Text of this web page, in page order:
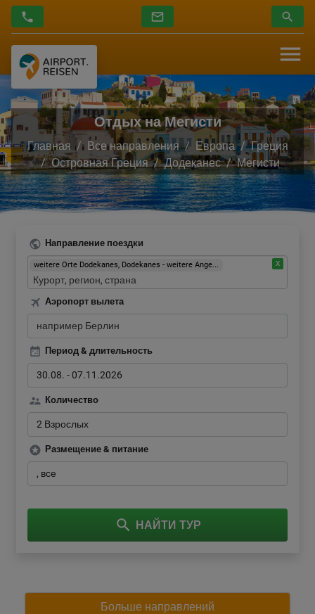
Отдых на Мегисти
Главная Все направления Европа
Греция
Островная Греция
Додеканес Мегисти
Направление поездки
weitere Orte Dodekanes, Dodekanes - weitere Ange...
Аэропорт вылета
Период & длительность
30.08. -07.11.2026
Количество
2 Взрослых
Размещение & питание
все
НАЙТИ ТУР
Больше направлений